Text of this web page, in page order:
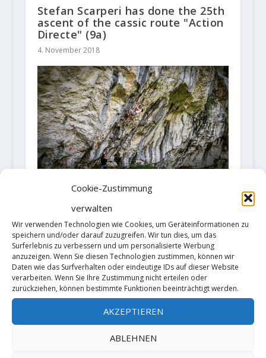
Cookie-Zustimmung
verwalten
Wir verwenden Technologien wie Cookies, um Geräteinformationen zu
speichern und/oder darauf zuzugreifen. Wir tun dies, um das
Surferlebnis zu verbessern und um personalisierte Werbung
anzuzeigen. Wenn Sie diesen Technologien zustimmen, können wir
Daten wie das Surfverhalten oder eindeutige IDs auf dieser Website
verarbeiten. Wenn Sie Ihre Zustimmung nicht erteilen oder
zurückziehen, können bestimmte Funktionen beeinträchtigt werden.
AKZEPTIEREN
ABLEHNEN
Stefan Scarperi has done the 25th
ascent of the cassic route "Action
Directe" (9a)
4. November 2018
Adam Ondra celebrates the
hardest route in Romania with
"Stone Butterfly" (9a +)
16. Mai 2018